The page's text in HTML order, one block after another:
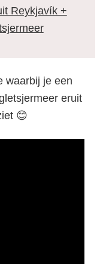
Reykjavík +
waarbij je een
eruit
😊